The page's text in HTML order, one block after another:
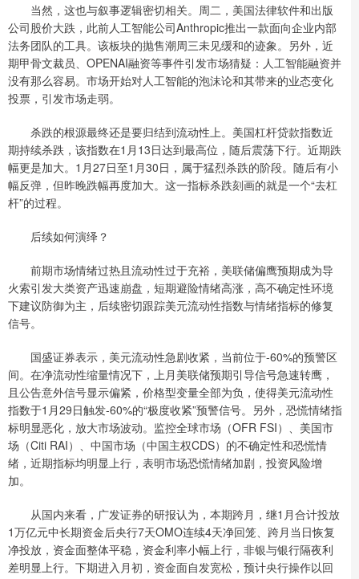
当然，这也与叙事逻辑密切相关。周二，美国法律软件和出版
公司股价大跌，此前人工智能公司Anthropic推出一款面向企业内部
法务团队的工具。该板块的抛售潮周三未见缓和的迹象。另外，近
期甲骨文裁员、OPENAI融资等事件引发市场猜疑：人工智能融资并
没有那么容易。市场开始对人工智能的泡沫论和其带来的业态变化
投票，引发市场走弱。
杀跌的根源最终还是要归结到流动性上。美国杠杆贷款指数近
期持续杀跌，该指数在1月13日达到最高位，随后震荡下行。近期跌
幅更是加大。1月27日至1月30日，属于猛烈杀跌的阶段。随后有小
幅反弹，但昨晚跌幅再度加大。这一指标杀跌刻画的就是一个“去杠
杆”的过程。
后续如何演绎？
前期市场情绪过热且流动性过于充裕，美联储偏鹰预期成为导
火索引发大类资产迅速崩盘，短期避险情绪高涨，高不确定性环境
下建议防御为主，后续密切跟踪美元流动性指数与情绪指标的修复
信号。
国盛证券表示，美元流动性急剧收紧，当前位于-60%的预警区
间。在净流动性缩量情况下，上月美联储预期引导信号急速转鹰，
且公告意外信号显示偏紧，价格型变量全部为负，使得美元流动性
指数于1月29日触发-60%的“极度收紧”预警信号。另外，恐慌情绪指
标明显恶化，放大市场波动。监控全球市场（OFR FSI）、美国市
场（Citi RAI）、中国市场（中国主权CDS）的不确定性和恐慌情
绪，近期指标均明显上行，表明市场恐慌情绪加剧，投资风险增
加。
从国内来看，广发证券的研报认为，本期跨月，继1月合计投放
1万亿元中长期资金后央行7天OMO连续4天净回笼、跨月当日恢复
净投放，资金面整体平稳，资金利率小幅上行，非银与银行隔夜利
差明显上行。下期进入月初，资金面自发宽松，预计央行操作以回